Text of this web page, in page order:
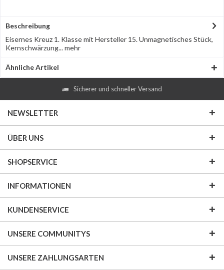
Beschreibung
Eisernes Kreuz 1. Klasse mit Hersteller 15. Unmagnetisches Stück,
Kernschwärzung...mehr
Ähnliche Artikel
Sicherer und schneller Versand
NEWSLETTER
ÜBER UNS
SHOPSERVICE
INFORMATIONEN
KUNDENSERVICE
UNSERE COMMUNITYS
UNSERE ZAHLUNGSARTEN